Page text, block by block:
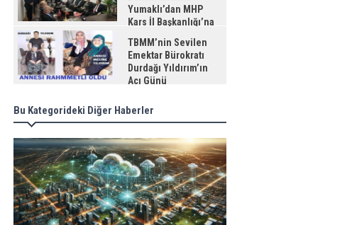
Yumaklı’dan MHP
Kars İl Başkanlığı’na
Ziyaret
TBMM’nin Sevilen
Emektar Bürokratı
Durdağı Yıldırım’ın
Acı Günü
Bu Kategorideki Diğer Haberler